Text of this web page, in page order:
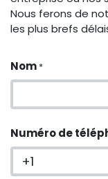
Nous ferons de
les plus brefs
Nom *
Numéro de